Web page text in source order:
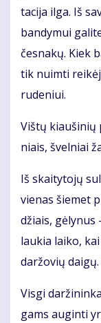
ta­ci­ja il­ga. Iš
ban­dy­mui
čes­na­kų. Kiek
tik nuim­ti
ru­de­niui.
Viš­tų
niais, švel­niai
Iš skai­ty­to­jų
vie­nas šie­met
džiais, gė­ly­nus
lau­kia lai­ko,
dar­žo­vių
Vis­gi
gams au­gin­ti